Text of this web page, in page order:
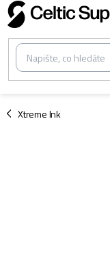
Přejít
na
obsah
Xtreme Ink
/